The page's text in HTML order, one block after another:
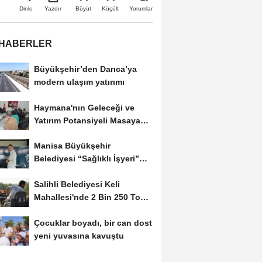
Dinle Yazdır Büyüt Küçült Yorumlar
Büyükşehir’den Darıca’ya
modern ulaşım yatırımı
Haymana'nın Geleceği ve
Yatırım Potansiyeli Masaya
Manisa Büyükşehir
Belediyesi “Sağlıklı İşyeri”
Salihli Belediyesi Keli
Mahallesi'nde 2 Bin 250 Ton
Çocuklar boyadı, bir can dost
yeni yuvasına kavuştu